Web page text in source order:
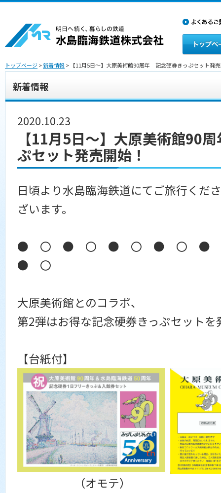
トップページ>新着情報> 【11月5日～】大原美術館90周年 記念硬券きっぷセット発
新着情報
2020.10.23
【11月5日～】大原美術館90
ぷセット発売開始！
日頃より水島臨海鉄道にてご旅行くだ
ざいます。
● 〇 ● 〇 ● 〇 ● 〇 ●
● 〇
大原美術館とのコラボ、
第2弾はお得な記念硬券きっぷセットを
【台紙付】
（オモテ